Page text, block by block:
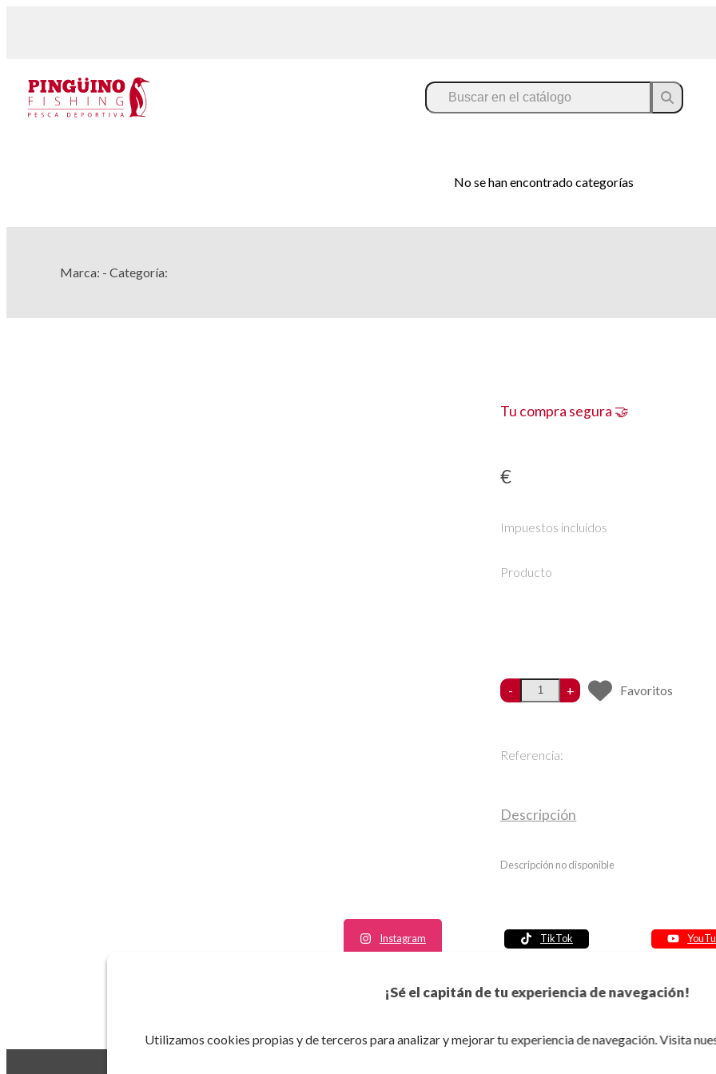
¡Sé el capitán de tu experiencia de navegación!
Utilizamos cookies propias y de terceros para analizar y mejorar tu experiencia de navegación. Visita
No se han encontrado categorías
Marca: - Categoría:
Tu compra segura 🤝
€
Impuestos incluidos
Producto
- + Favoritos
Referencia:
Descripción
Descripción no disponible
Instagram TikTok
Política de seguridad